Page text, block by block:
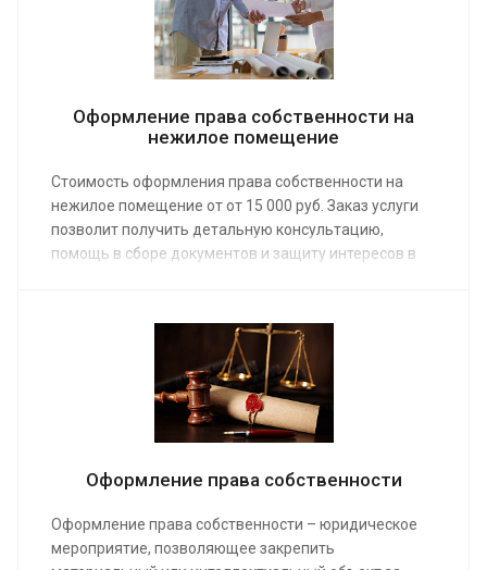
получения подтверждения в Росреестре.
Оформление права собственности на
нежилое помещение
Стоимость оформления права собственности на
нежилое помещение от от 15 000 руб. Заказ услуги
позволит получить детальную консультацию,
помощь в сборе документов и защиту интересов в
его рекомендации максимально эффективными.
Оформление права собственности
Оформление права собственности – юридическое
мероприятие, позволяющее закрепить